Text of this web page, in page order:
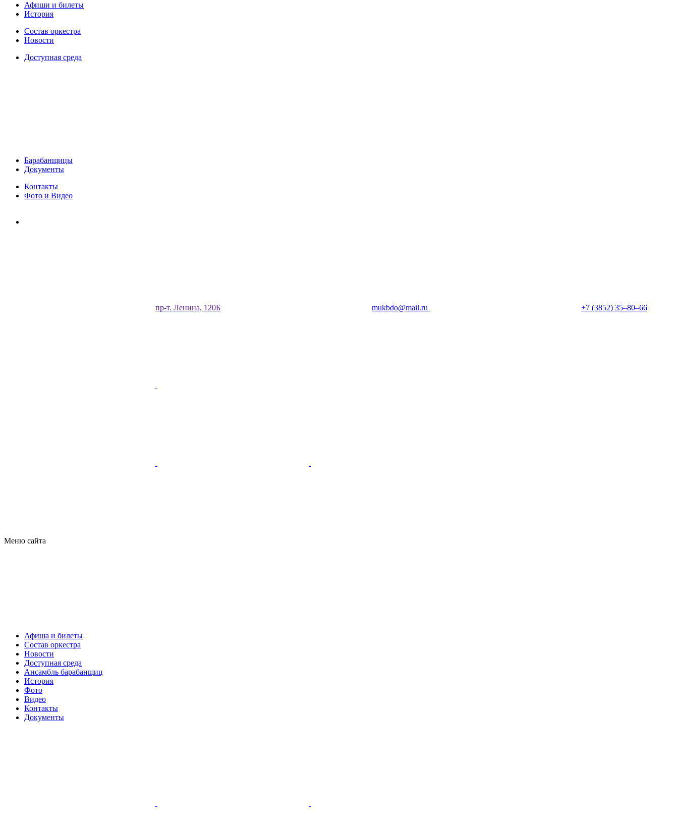
Афиши и билеты
История
Состав оркестра
Новости
Доступная среда
Барабанщицы
Документы
Контакты
Фото и Видео
​пр-т. Ленина, 120Б​ mukbdo@mail.ru +7 (3852) 35‒80‒66
Меню сайта
Афиша и билеты
Состав оркестра
Новости
Доступная среда
Ансамбль барабанщиц
История
Фото
Видео
Контакты
Документы